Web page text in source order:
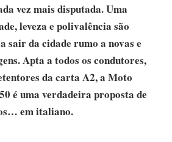
vez mais disputada. Uma
leveza e polivalência são
sair da cidade rumo a novas e
Apta a todos os condutores,
da carta A2, a Moto
é uma verdadeira proposta de
em italiano.